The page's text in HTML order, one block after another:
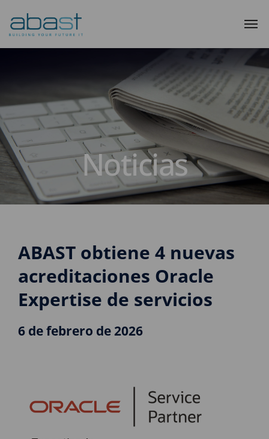
Noticias
ABAST obtiene 4 nuevas
acreditaciones Oracle
Expertise de servicios
6 de febrero de 2026